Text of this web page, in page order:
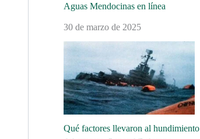
Aguas Mendocinas en línea
30 de marzo de 2025
Qué factores llevaron al hundimiento